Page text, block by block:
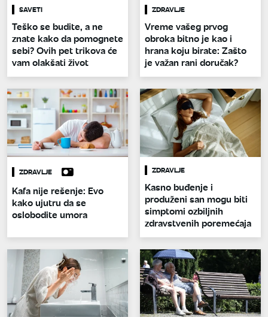
SAVETI
Teško se budite, a ne
znate kako da pomognete
sebi? Ovih pet trikova će
vam olakšati život
ZDRAVLJE
Vreme vašeg prvog
obroka bitno je kao i
hrana koju birate: Zašto
je važan rani doručak?
ZDRAVLJE
Kafa nije rešenje: Evo
kako ujutru da se
oslobodite umora
ZDRAVLJE
Kasno buđenje i
produženi san mogu biti
simptomi ozbiljnih
zdravstvenih poremećaja